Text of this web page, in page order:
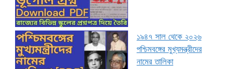
১৯৪৭ সাল থেকে ২০২৬
পশ্চিমবঙ্গের মুখ্যমন্ত্রীদের
নামের তালিকা